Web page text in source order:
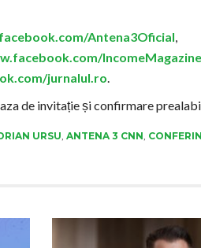
Antena3Oficial,
jurnalul.ro.
de invitație și confirmare
URSU, ANTENA 3 CNN,